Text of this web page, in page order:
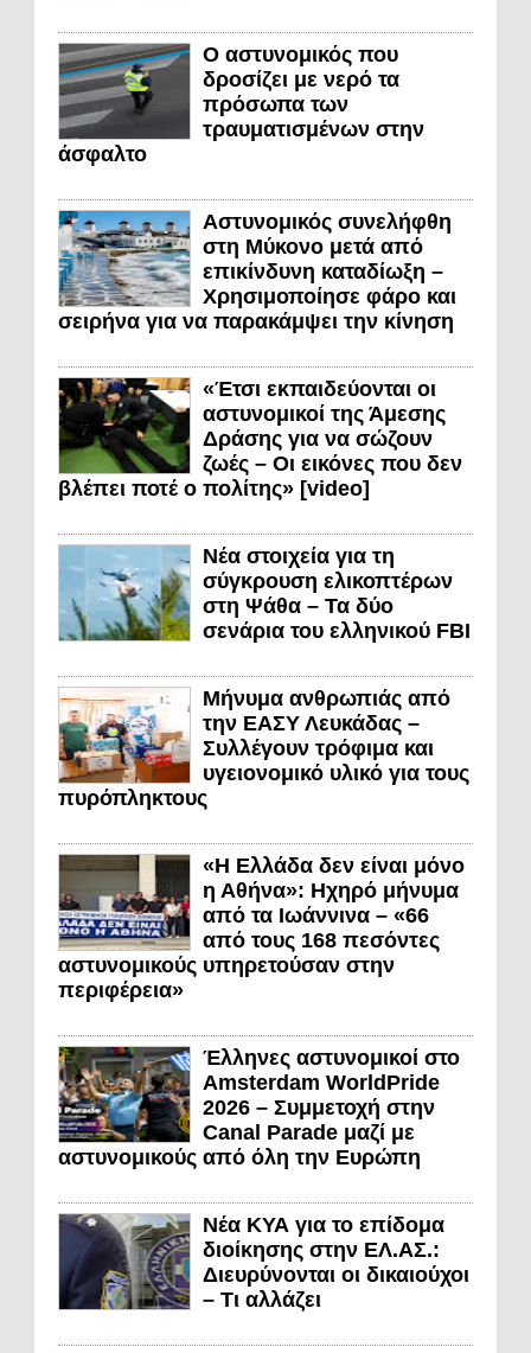
Ο αστυνομικός που
δροσίζει με νερό τα
πρόσωπα των
τραυματισμένων στην
άσφαλτο
Αστυνομικός συνελήφθη
στη Μύκονο μετά από
επικίνδυνη καταδίωξη –
Χρησιμοποίησε φάρο και
σειρήνα για να παρακάμψει την κίνηση
«Έτσι εκπαιδεύονται οι
αστυνομικοί της Άμεσης
Δράσης για να σώζουν
ζωές – Οι εικόνες που δεν
βλέπει ποτέ ο πολίτης» [video]
Νέα στοιχεία για τη
σύγκρουση ελικοπτέρων
στη Ψάθα – Τα δύο
σενάρια του ελληνικού FBI
Μήνυμα ανθρωπιάς από
την ΕΑΣΥ Λευκάδας –
Συλλέγουν τρόφιμα και
υγειονομικό υλικό για τους
πυρόπληκτους
«Η Ελλάδα δεν είναι μόνο
η Αθήνα»: Ηχηρό μήνυμα
από τα Ιωάννινα – «66
από τους 168 πεσόντες
αστυνομικούς υπηρετούσαν στην
περιφέρεια»
Έλληνες αστυνομικοί στο
Amsterdam WorldPride
2026 – Συμμετοχή στην
Canal Parade μαζί με
αστυνομικούς από όλη την Ευρώπη
Νέα ΚΥΑ για το επίδομα
διοίκησης στην ΕΛ.ΑΣ.:
Διευρύνονται οι δικαιούχοι
– Τι αλλάζει